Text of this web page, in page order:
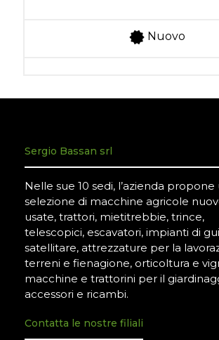
Nuovo
Sergio Bassan srl
Nelle sue 10 sedi, l’azienda propone
selezione di macchine agricole
usate, trattori, mietitrebbie, trince,
telescopici, escavatori, impianti di
satellitare, attrezzature per la
terreni e fienagione, orticoltura e
macchine e trattorini per il
accessori e ricambi.
Contatta le nostre filiali